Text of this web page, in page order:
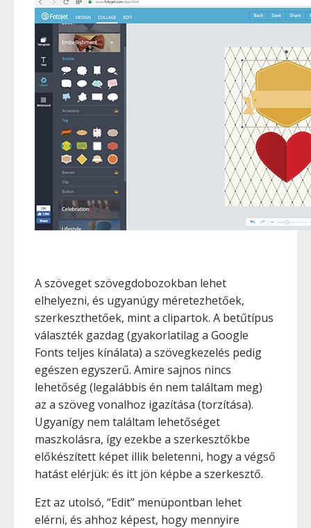
A szöveget szövegdobozokban lehet
elhelyezni, és ugyanúgy méretezhetőek,
szerkeszthetőek, mint a clipartok. A betűtípus
választék gazdag (gyakorlatilag a Google
Fonts teljes kínálata) a szövegkezelés pedig
egészen egyszerű. Amire sajnos nincs
lehetőség (legalábbis én nem találtam meg)
az a szöveg vonalhoz igazítása (torzítása).
Ugyanígy nem találtam lehetőséget
maszkolásra, így ezekbe a szerkesztőkbe
előkészített képet illik beletenni, hogy a végső
hatást elérjük: és itt jön képbe a szerkesztő.
Ezt az utolsó, “Edit” menüpontban lehet
elérni, és ahhoz képest, hogy mennyire